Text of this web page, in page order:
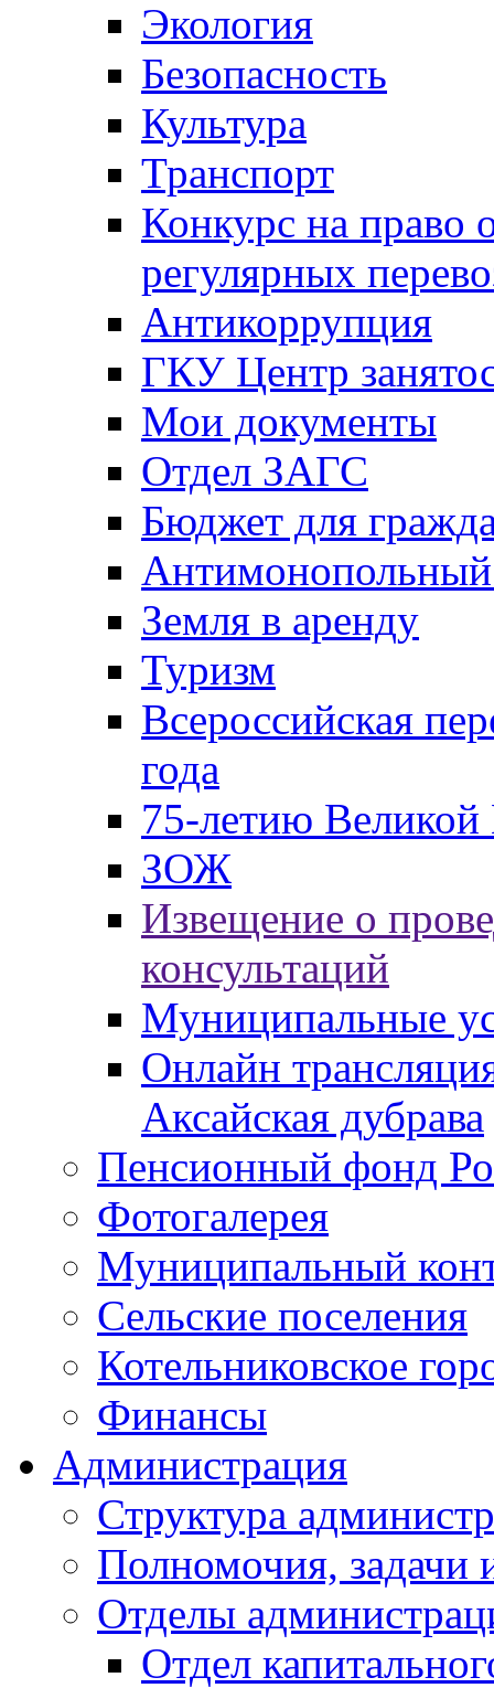
Экология
Безопасность
Культура
Транспорт
Конкурс на право
регулярных
Антикоррупция
ГКУ Центр
Мои документы
Отдел ЗАГС
Бюджет для
Антимонопольный
Земля в аренду
Туризм
Всероссийская
года
75-летию
ЗОЖ
Извещение о
консультаций
Муниципальные
Онлайн
Аксайская дубрава
Пенсионный фонд
Фотогалерея
Муниципальный
Сельские поселения
Котельниковское
Финансы
Администрация
Структура
Полномочия, задачи
Отделы
Отдел